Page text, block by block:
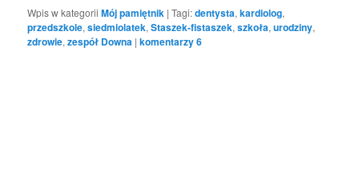
Wpis w kategoriiMój pamiętnik |Tagi:dentysta,kardiolog,
przedszkole,siedmiolatek,Staszek-fistaszek,szkoła,urodziny,
zdrowie,zespół Downa |komentarzy6